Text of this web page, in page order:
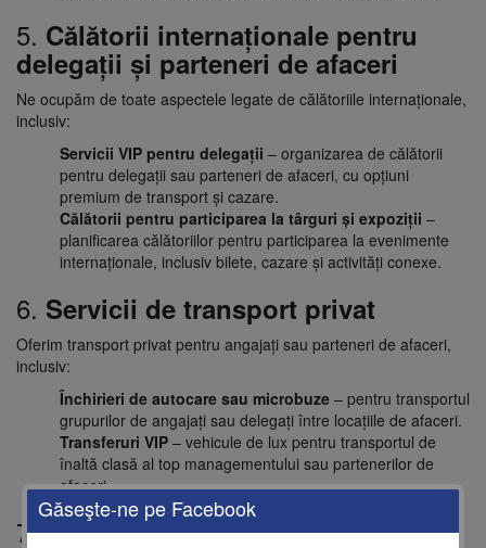
5. Călătorii internaționale pentru
delegații și parteneri de afaceri
Ne ocupăm de toate aspectele legate de călătoriile internaționale,
inclusiv:
Servicii VIP pentru delegații – organizarea de călătorii
pentru delegații sau parteneri de afaceri, cu opțiuni
premium de transport și cazare.
Călătorii pentru participarea la târguri și expoziții –
planificarea călătoriilor pentru participarea la evenimente
internaționale, inclusiv bilete, cazare și activități conexe.
6. Servicii de transport privat
Oferim transport privat pentru angajați sau parteneri de afaceri,
inclusiv:
Închirieri de autocare sau microbuze – pentru transportul
grupurilor de angajați sau delegați între locațiile de afaceri.
Transferuri VIP – vehicule de lux pentru transportul de
înaltă clasă al top managementului sau partenerilor de
afaceri.
7.Managementul riscurilor pentru
Găseşte-ne pe Facebook